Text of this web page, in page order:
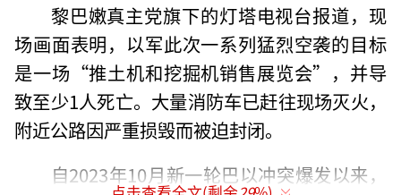
黎巴嫩真主党旗下的灯塔电视台报道，现
场画面表明，以军此次一系列猛烈空袭的目标
是一场“推土机和挖掘机销售展览会”，并导
致至少1人死亡。大量消防车已赶往现场灭火，
附近公路因严重损毁而被迫封闭。
自2023年10月新一轮巴以冲突爆发以来，